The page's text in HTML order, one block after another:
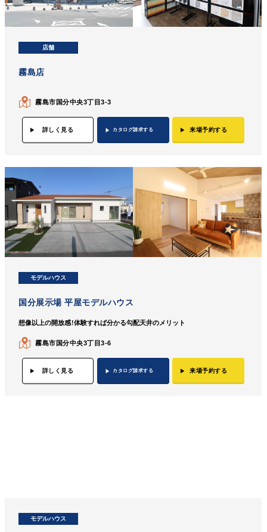
霧島店
店舗
霧島市国分中央3丁目3-3
詳しく見る カタログ請求する 来場予約する
国分展示場 平屋モデルハウス
モデルハウス
想像以上の開放感！体験すれば分かる勾配天井のメリット
霧島市国分中央3丁目3-6
詳しく見る カタログ請求する 来場予約する
モデルハウス